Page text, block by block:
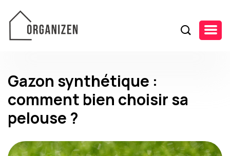
Gazon synthétique :
comment bien choisir sa
pelouse ?